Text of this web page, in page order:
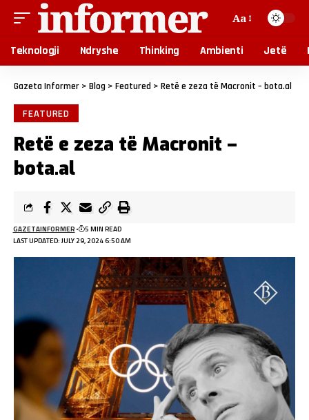
Aa
Teknologji Ndryshe Thinking Ambienti Jetë
Gazeta Informer > Blog > Featured > Retë e zeza të Macronit – bota.al
FEATURED
Retë e zeza të Macronit –
bota.al
LAST UPDATED: JULY 29, 2024 6:50 AM
GAZETAINFORMER 5 MIN READ